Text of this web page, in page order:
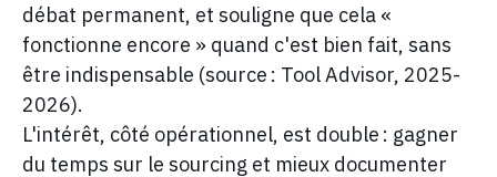
débat permanent, et souligne que cela «
fonctionne encore » quand c'est bien fait, sans
être indispensable (source : Tool Advisor, 2025-
2026).
L'intérêt, côté opérationnel, est double : gagner
du temps sur le sourcing et mieux documenter